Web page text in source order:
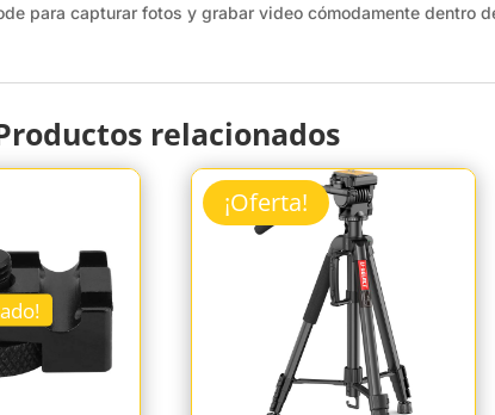
fotos y grabar video cómodamente dentro de
relacionados
¡Oferta!